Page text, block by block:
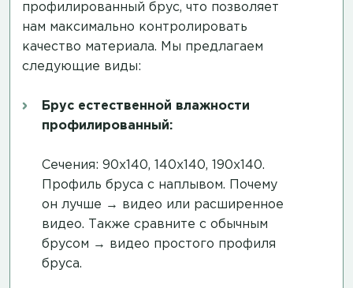
профилированный брус, что позволяет
нам максимально контролировать
качество материала. Мы предлагаем
следующие виды:
Брус естественной влажности
профилированный:
Сечения: 90х140, 140х140, 190х140.
Профиль бруса с наплывом. Почему
он лучше → видео или расширенное
видео. Также сравните с обычным
брусом → видео простого профиля
бруса.